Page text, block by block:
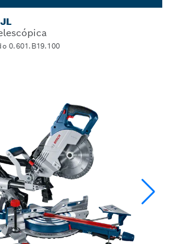
0.601.B19.100